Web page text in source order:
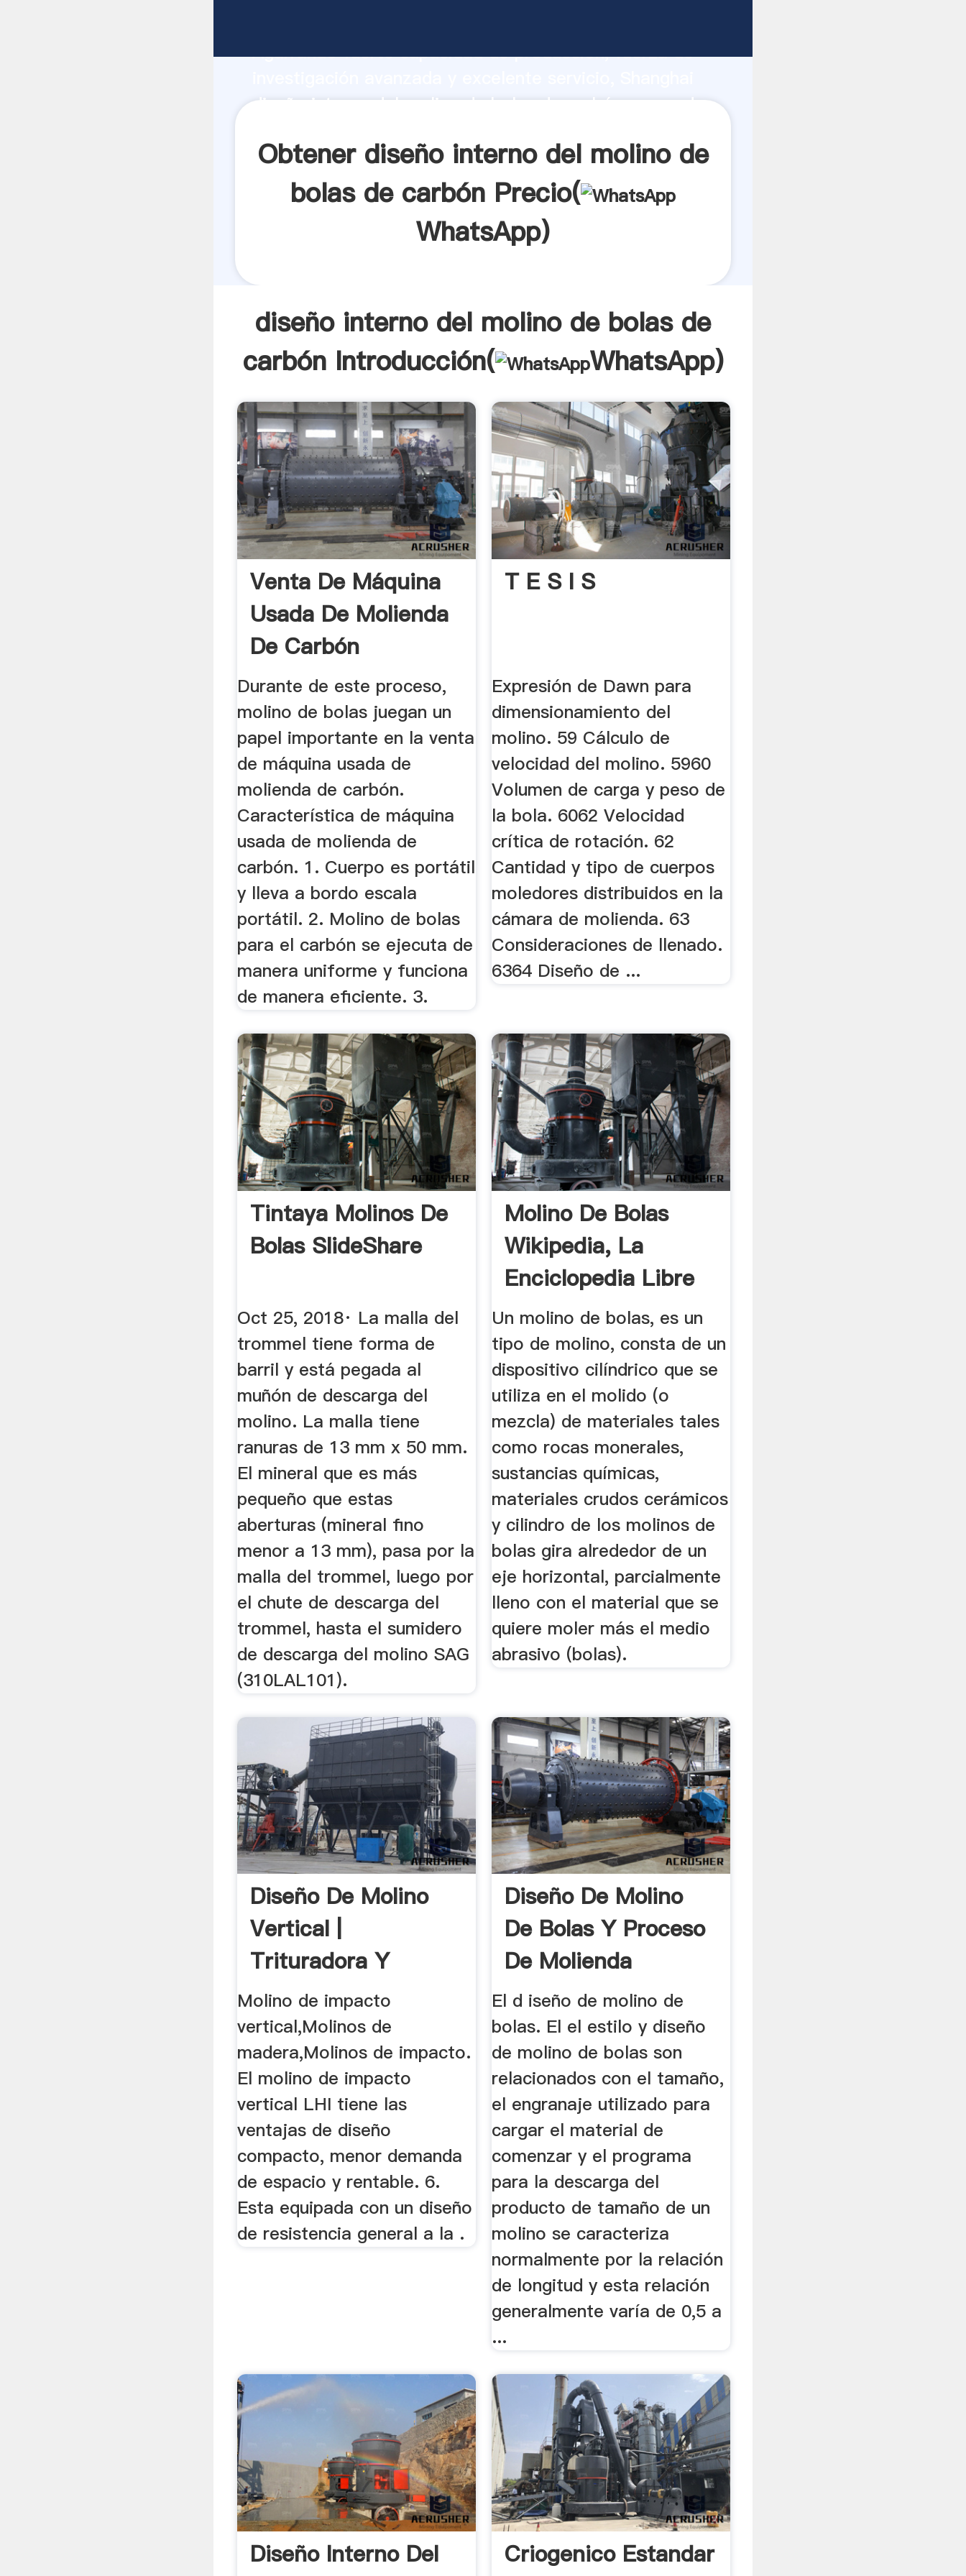
Agarrando fuerte capacidad de producción, fuerza de
diseño interno del molino de bolas de carbón proveedor
Obtener diseño interno del molino de
bolas de carbón Precio(
WhatsApp)
diseño interno del molino de bolas de
carbón Introducción(
WhatsApp)
Venta De Máquina
Usada De Molienda
De Carbón
Durante de este proceso,
molino de bolas juegan un
papel importante en la venta
de máquina usada de
molienda de carbón.
Característica de máquina
usada de molienda de
carbón. 1. Cuerpo es portátil
y lleva a bordo escala
portátil. 2. Molino de bolas
para el carbón se ejecuta de
manera uniforme y funciona
de manera eficiente. 3.
T E S I S
Expresión de Dawn para
dimensionamiento del
molino. 59 Cálculo de
velocidad del molino. 5960
Volumen de carga y peso de
la bola. 6062 Velocidad
crítica de rotación. 62
Cantidad y tipo de cuerpos
moledores distribuidos en la
cámara de molienda. 63
Consideraciones de llenado.
6364 Diseño de ...
Tintaya Molinos De
Bolas SlideShare
Oct 25, 2018· La malla del
trommel tiene forma de
barril y está pegada al
muñón de descarga del
molino. La malla tiene
ranuras de 13 mm x 50 mm.
El mineral que es más
pequeño que estas
aberturas (mineral fino
menor a 13 mm), pasa por la
malla del trommel, luego por
el chute de descarga del
trommel, hasta el sumidero
de descarga del molino SAG
(310LAL101).
Molino De Bolas
Wikipedia, La
Enciclopedia Libre
Un molino de bolas, es un
tipo de molino, consta de un
dispositivo cilíndrico que se
utiliza en el molido (o
mezcla) de materiales tales
como rocas monerales,
sustancias químicas,
materiales crudos cerámicos
y cilindro de los molinos de
bolas gira alrededor de un
eje horizontal, parcialmente
lleno con el material que se
quiere moler más el medio
abrasivo (bolas).
Diseño De Molino
Vertical |
Trituradora Y
Molinos
Molino de impacto
vertical,Molinos de
madera,Molinos de impacto.
El molino de impacto
vertical LHI tiene las
ventajas de diseño
compacto, menor demanda
de espacio y rentable. 6.
Esta equipada con un diseño
de resistencia general a la .
Diseño De Molino
De Bolas Y Proceso
De Molienda
El d iseño de molino de
bolas. El el estilo y diseño
de molino de bolas son
relacionados con el tamaño,
el engranaje utilizado para
cargar el material de
comenzar y el programa
para la descarga del
producto de tamaño de un
molino se caracteriza
normalmente por la relación
de longitud y esta relación
generalmente varía de 0,5 a
...
Diseño Interno Del
Criogenico Estandar